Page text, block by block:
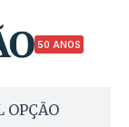
50 ANOS
OPÇÃO